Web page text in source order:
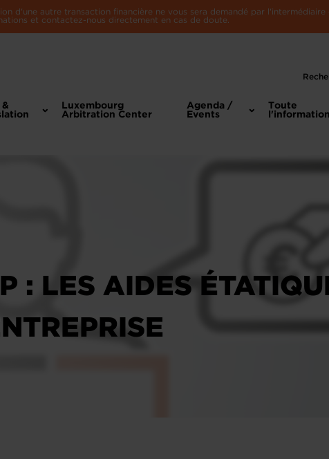
d'une autre transaction financière ne vous sera demandé par
et contactez-nous directement en cas de doute.
&
Luxembourg
Arbitration Center
Agenda /
Events
Toute
l'information
: LES AIDES